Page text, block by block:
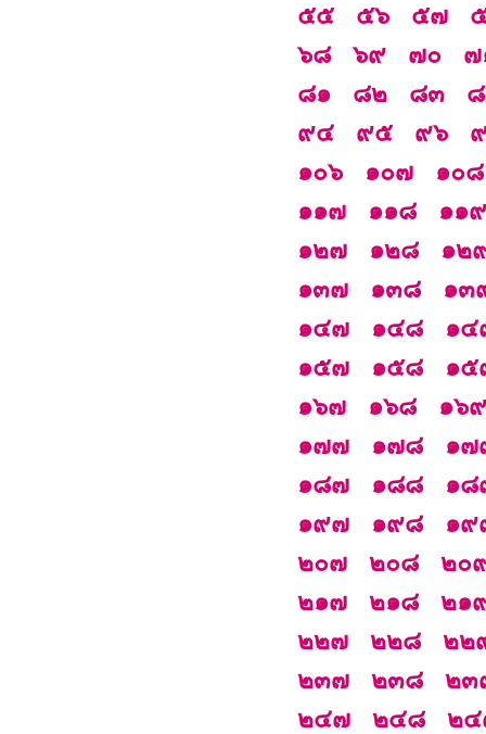
๕๕
๕๖ ๕๗
๖๘
๖๙ ๗๐
๗
๘๑
๘๒ ๘๓
๙๔
๙๕ ๙๖
๑๐๖
๑๐๗
๑๐๘
๑๑๗
๑๑๘
๑๑๙
๑๒๗
๑๒๘
๑๒
๑๓๗
๑๓๘
๑๓
๑๔๗
๑๔๘
๑๔
๑๕๗
๑๕๘
๑๕
๑๖๗
๑๖๘
๑๖๙
๑๗๗
๑๗๘
๑๗
๑๘๗
๑๘๘
๑๘
๑๙๗
๑๙๘
๑๙
๒๐๗
๒๐๘
๒๐
๒๑๗
๒๑๘
๒๑
๒๒๗
๒๒๘
๒๒
๒๓๗
๒๓๘
๒๓
๒๔๗
๒๔๘
๒